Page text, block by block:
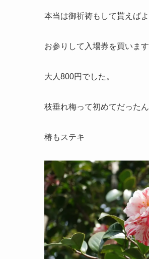
本当は御祈祷もして貰えば
お参りして入場券を買います
大人800円でした。
枝垂れ梅って初めてだった
椿もステキ